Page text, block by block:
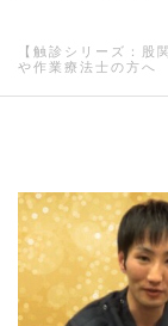
【触診シリーズ：股
や作業療法士の方へ